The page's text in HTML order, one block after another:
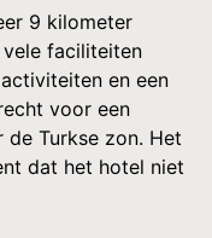
9 kilometer
faciliteiten
en een
voor een
de Turkse zon. Het
dat het hotel niet